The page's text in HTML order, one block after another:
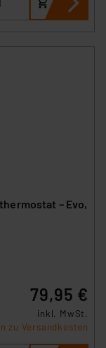
– Evo,
79,95 €
inkl. MwSt.
zu Versandkosten